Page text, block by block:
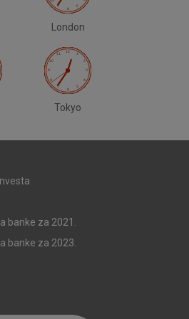
London
Tokyo
banke za 2021.
banke za 2023.